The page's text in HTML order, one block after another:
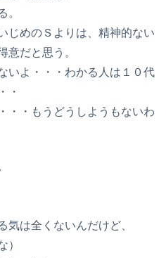
。
じめのＳよりは、精神的ない
意だと思う。
いよ・・・わかる人は１０代
・
・・もうどうしようもないわ
気は全くないんだけど、
）